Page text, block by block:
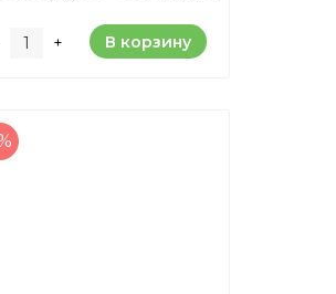
+ В корзину